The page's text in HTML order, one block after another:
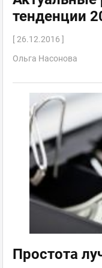
тенденции
[ 26.12.2016 ]
Ольга Насонова
Простота